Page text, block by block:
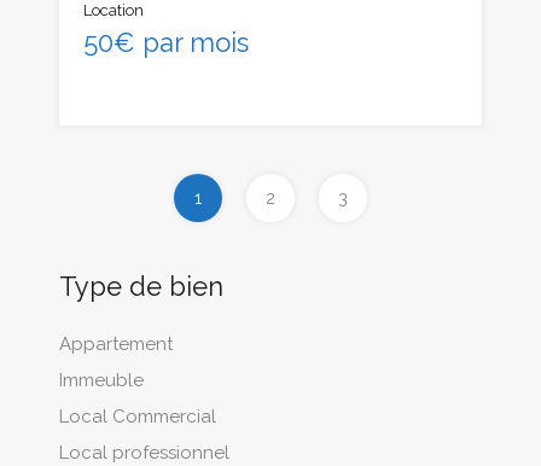
Location
50€ par mois
1 2 3
Type de bien
Appartement
Immeuble
Local Commercial
Local professionnel